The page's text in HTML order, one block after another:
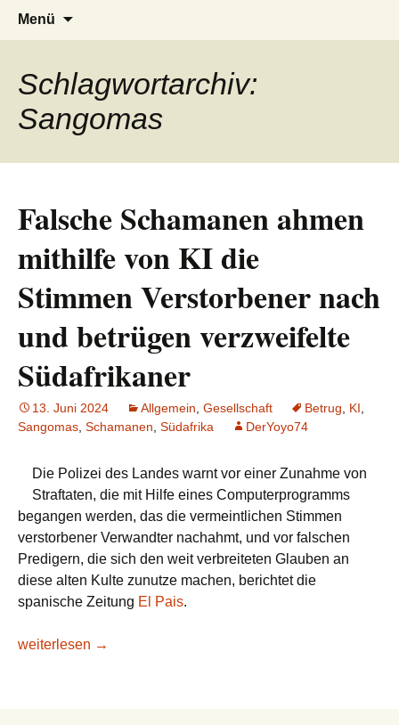
AFRICA live
Seit 1998: Aktuelles aus und mit Bezug
zu Afrika
Menü
Schlagwortarchiv:
Sangomas
Falsche Schamanen ahmen
mithilfe von KI die
Stimmen Verstorbener nach
und betrügen verzweifelte
Südafrikaner
13. Juni 2024 Allgemein Gesellschaft Betrug KI
Sangomas Schamanen Südafrika DerYoyo74
Die Polizei des Landes warnt vor einer Zunahme von
Straftaten, die mit Hilfe eines Computerprogramms
begangen werden, das die vermeintlichen Stimmen
verstorbener Verwandter nachahmt, und vor falschen
Predigern, die sich den weit verbreiteten Glauben an
diese alten Kulte zunutze machen, berichtet die
spanische Zeitung El Pais.
Falsche Schamanen ahmen mithilfe von KI die Stimmen
weiterlesen →